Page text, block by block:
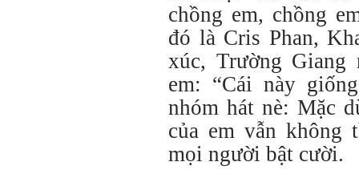
chồng em, chồng
đó là Cris Phan,
xúc, Trường Giang
em: “Cái này
nhóm hát nè: Mặc
của em vẫn không
mọi người bật cười.